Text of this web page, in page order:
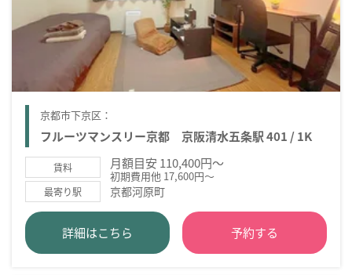
京都市下京区：
フルーツマンスリー京都 京阪清水五条駅 401 / 1K
賃料 月額目安 110,400円～
初期費用他 17,600円～
最寄り駅 京都河原町
詳細はこちら 予約する